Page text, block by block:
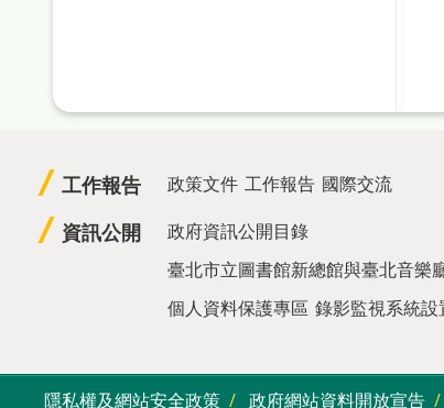
工作報告 政策文件 工作報告 國際交流
資訊公開
政府資訊公開目錄
臺北市立圖書館新總館與臺北音樂
個人資料保護專區 錄影監視系統設
隱私權及網站安全政策 政府網站資料開放宣告